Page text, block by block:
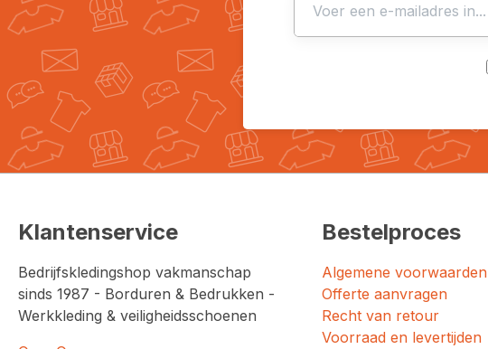
Klantenservice
Bedrijfskledingshop vakmanschap
sinds 1987 - Borduren & Bedrukken -
Werkkleding & veiligheidsschoenen
Bestelproces
Algemene voorwaarden
Offerte aanvragen
Recht van retour
Voorraad en levertijden